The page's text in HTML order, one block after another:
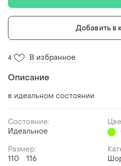
Добавить в
4 В избранное
Описание
в идеальном состоянии
Состояние:
Идеальное
Размер:
110
116